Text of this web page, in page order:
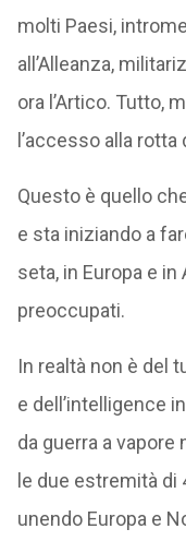
molti Paesi,
all’Alleanza,
ora l’Artico. Tutto,
l’accesso alla rotta
Questo è quello
e sta iniziando a
seta, in Europa e
preoccupati.
In realtà non è del
e dell’intelligence
da guerra a vapore
le due estremità di
unendo Europa e